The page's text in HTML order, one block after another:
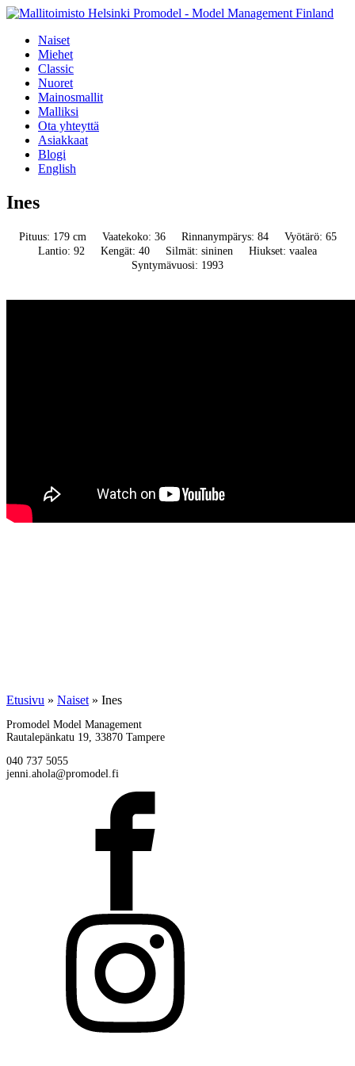
Naiset
Miehet
Classic
Nuoret
Mainosmallit
Malliksi
Ota yhteyttä
Asiakkaat
Blogi
English
Ines
Pituus: 179 cm Vaatekoko: 36 Rinnanympärys: 84
Vyötärö: 65
Lantio: 92
Kengät: 40 Silmät: sininen
Hiukset: vaalea
Syntymävuosi: 1993
Etusivu » Naiset » Ines
Promodel Model Management
Rautalepänkatu 19, 33870 Tampere
040 737 5055
jenni.ahola@promodel.fi